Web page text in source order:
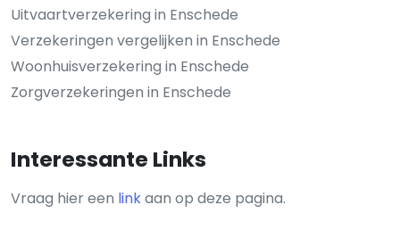
Uitvaartverzekering in Enschede
Verzekeringen vergelijken in Enschede
Woonhuisverzekering in Enschede
Zorgverzekeringen in Enschede
Interessante Links
Vraag hier een linkaan op deze pagina.